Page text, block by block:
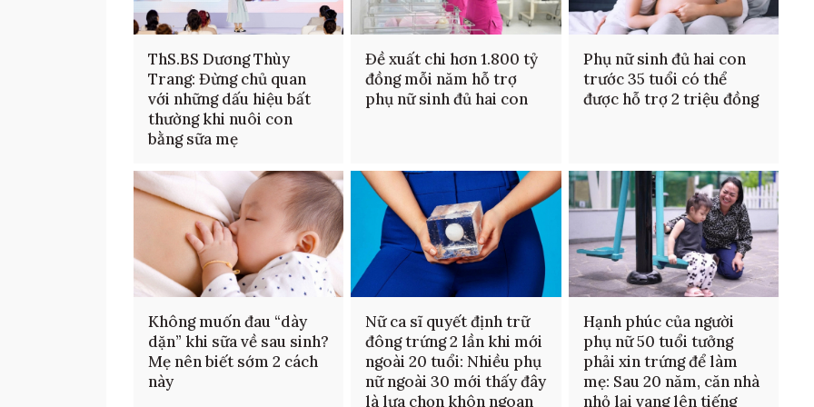
ThS.BS Dương Thùy
Trang: Đừng chủ quan
với những dấu hiệu bất
thường khi nuôi con
bằng sữa mẹ
Đề xuất chi hơn 1.800 tỷ
đồng mỗi năm hỗ trợ
phụ nữ sinh đủ hai con
Phụ nữ sinh đủ hai con
trước 35 tuổi có thể
được hỗ trợ 2 triệu đồng
Không muốn đau “dày
dặn” khi sữa về sau sinh?
Mẹ nên biết sớm 2 cách
này
Nữ ca sĩ quyết định trữ
đông trứng 2 lần khi mới
ngoài 20 tuổi: Nhiều phụ
nữ ngoài 30 mới thấy đây
là lựa chọn khôn ngoan
Hạnh phúc của người
phụ nữ 50 tuổi tưởng
phải xin trứng để làm
mẹ: Sau 20 năm, căn nhà
nhỏ lại vang lên tiếng